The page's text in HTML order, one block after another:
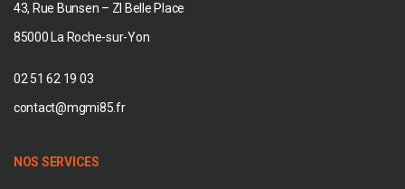
43, Rue Bunsen – ZI Belle Place
85000 La Roche-sur-Yon
02 51 62 19 03
contact@mgmi85.fr
NOS SERVICES